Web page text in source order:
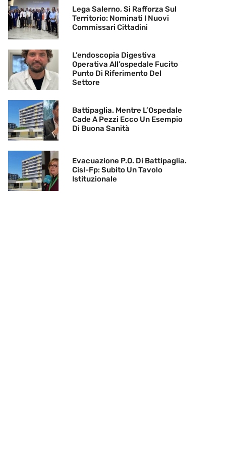
Lega Salerno, Si Rafforza Sul
Territorio: Nominati I Nuovi
Commissari Cittadini
L’endoscopia Digestiva
Operativa All’ospedale Fucito
Punto Di Riferimento Del
Settore
Battipaglia. Mentre L’Ospedale
Cade A Pezzi Ecco Un Esempio
Di Buona Sanità
Evacuazione P.O. Di Battipaglia.
Cisl-Fp: Subito Un Tavolo
Istituzionale